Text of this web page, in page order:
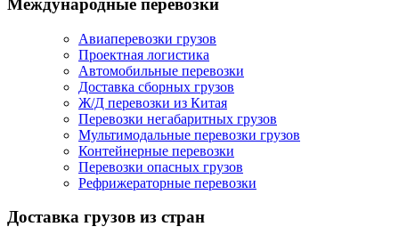
Международные перевозки
Авиаперевозки грузов
Проектная логистика
Автомобильные перевозки
Доставка сборных грузов
Ж/Д перевозки из Китая
Перевозки негабаритных грузов
Мультимодальные перевозки грузов
Контейнерные перевозки
Перевозки опасных грузов
Рефрижераторные перевозки
Доставка грузов из стран